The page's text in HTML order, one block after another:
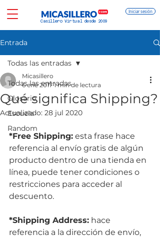
Iniciar sesión
Casillero Virtual desde 2009
Entrada
Todas las entradas
Glosario
Escuela
Random
Todas las entradas
Qué significa Shipping?
Micasillero
6 ene 2017 1 min de lectura
Actualizado: 28 jul 2020
*Free Shipping: esta frase hace
referencia al envío gratis de algún
producto dentro de una tienda en
línea, puede tener condiciones o
restricciones para acceder al
descuento.
*Shipping Address: hace
referencia a la dirección de envío,